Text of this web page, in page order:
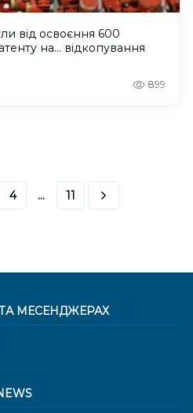
від освоєння 600
на… відкопування
899
4 ... 11
МЕСЕНДЖЕРАХ